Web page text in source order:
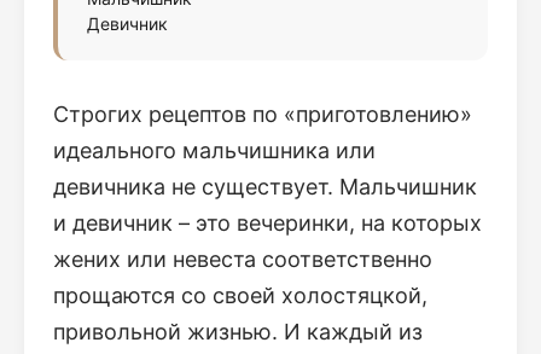
Девичник
Строгих рецептов по «приготовлению»
идеального мальчишника или
девичника не существует. Мальчишник
и девичник – это вечеринки, на которых
жених или невеста соответственно
прощаются со своей холостяцкой,
привольной жизнью. И каждый из